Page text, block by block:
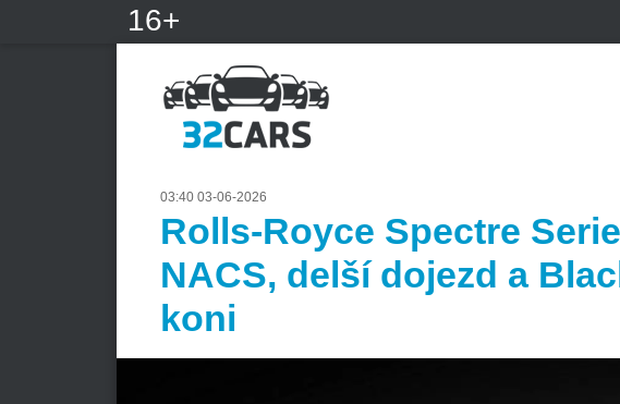
16+
03:40 03-06-2026
Rolls-Royce Spectre
NACS, delší dojezd a
koni